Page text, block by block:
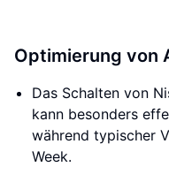
Optimierung von
Das Schalten von
kann besonders
während typischer
Week.